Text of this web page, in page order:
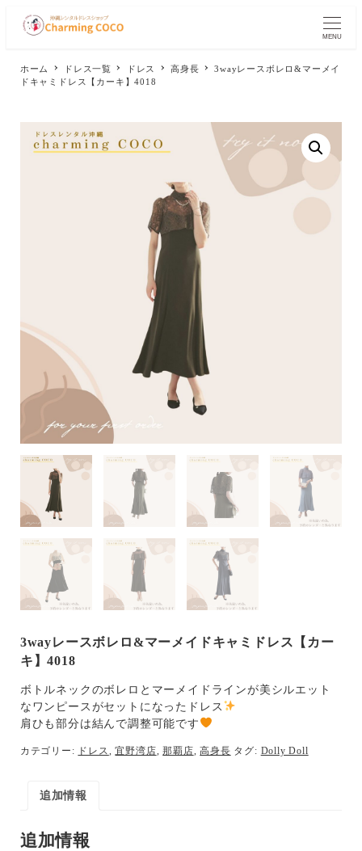
MENU
ホーム ドレス一覧 ドレス 高身長
3wayレースボレロ&マーメイ
ドキャミドレス【カーキ】4018
3wayレースボレロ&マーメイドキャミドレス【カー
キ】4018
ボトルネックのボレロとマーメイドラインが美シルエット
なワンピースがセットになったドレス
肩ひも部分は結んで調整可能です
カテゴリー: ドレス,宜野湾店,那覇店,高身長 タグ: Dolly Doll
追加情報
追加情報